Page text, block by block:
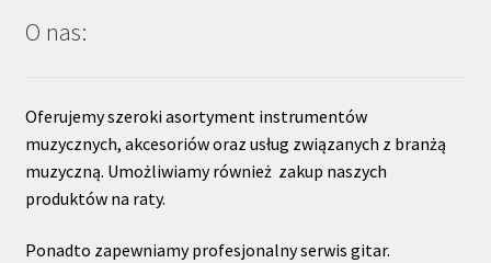
O nas:
Oferujemy szeroki asortyment instrumentów
muzycznych, akcesoriów oraz usług związanych z branżą
muzyczną. Umożliwiamy również zakup naszych
produktów na raty.
Ponadto zapewniamy profesjonalny serwis gitar.